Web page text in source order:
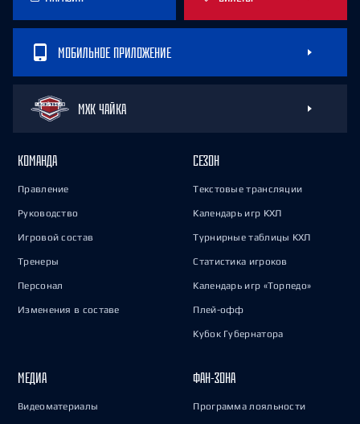
МОБИЛЬНОЕ ПРИЛОЖЕНИЕ
МХК ЧАЙКА
КОМАНДА
Правление
Руководство
Игровой состав
Тренеры
Персонал
Изменения в составе
СЕЗОН
Текстовые трансляции
Календарь игр КХЛ
Турнирные таблицы КХЛ
Статистика игроков
Календарь игр «Торпедо»
Плей-офф
Кубок Губернатора
МЕДИА
Видеоматериалы
ФАН-ЗОНА
Программа лояльности